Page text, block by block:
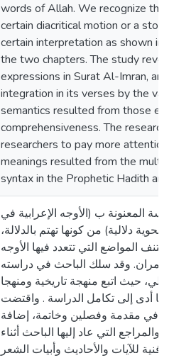
words of Allah. We recognize the
certain diacritical motion or a stop
certain interpretation as shown
the two chapters. The study
expressions in Surat Al-Imran,
integration in its verses by the
semantics resulted from those
comprehensiveness. The
researchers to pay more
meanings resulted from the multi
syntax in the Prophetic Hadith
المعنونة ب (الأوجه الإعرابية في
دلالية) من كونها تهتم بالدلالة،
المواضع التي تتعدد فيها الأوجه
عمران. وقد سلك الباحث في دراسته
حيث اتبع منهجة تاريخية ومنهجا
ما أدى إلى تكامل الدراسة . واقتضت
في مقدمة وفصلين وخاتمة، إضافة
التي عاد إليها الباحث أثناء
للآيات والأحاديث وأبيات الشعر